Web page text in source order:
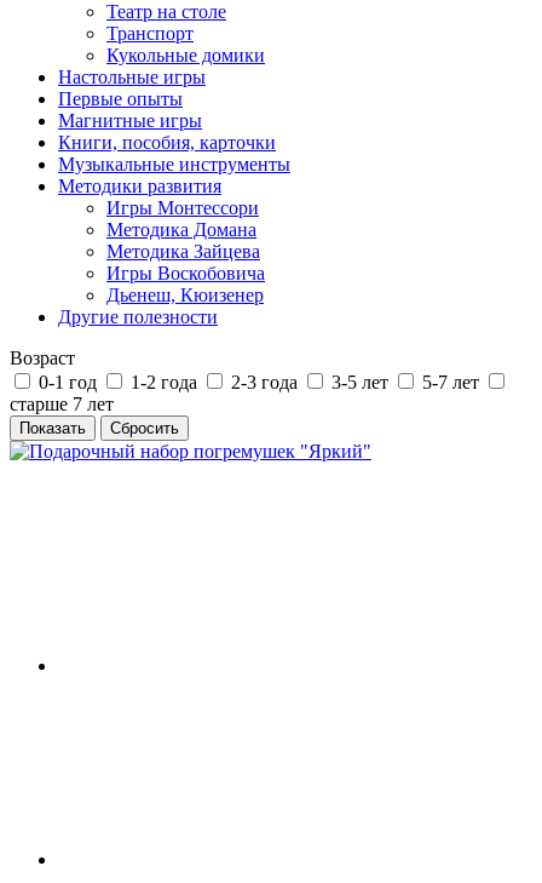
Театр на столе
Транспорт
Кукольные домики
Настольные игры
Первые опыты
Магнитные игры
Книги, пособия, карточки
Музыкальные инструменты
Методики развития
Игры Монтессори
Методика Домана
Методика Зайцева
Игры Воскобовича
Дьенеш, Кюизенер
Другие полезности
Возраст
0-1 год
1-2 года 2-3 года 3-5 лет
5-7 лет
старше 7 лет